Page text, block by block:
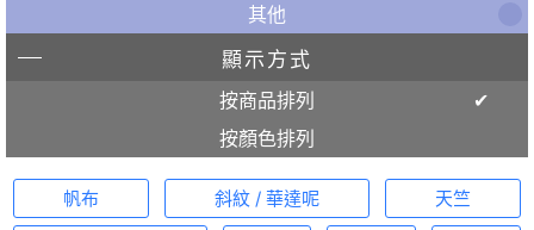
其他
顯示方式
按商品排列
按顏色排列
帆布 斜紋 / 華達呢 天竺